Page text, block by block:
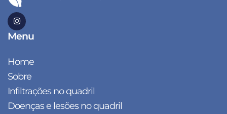
Menu
Home
Sobre
Infiltrações no quadril
Doenças e lesões no quadril